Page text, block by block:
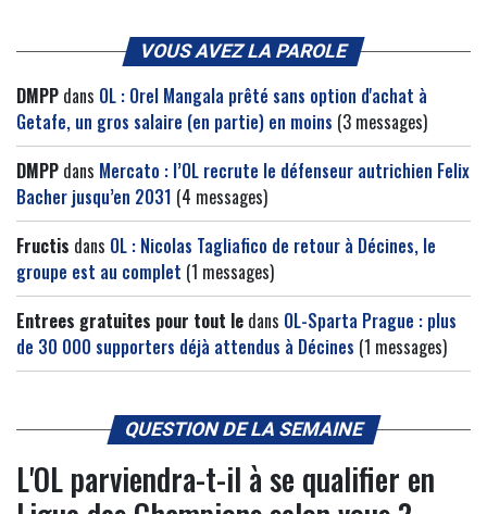
VOUS AVEZ LA PAROLE
DMPP dans OL : Orel Mangala prêté sans option d'achat à
Getafe, un gros salaire (en partie) en moins (3 messages)
DMPP dans Mercato : l’OL recrute le défenseur autrichien Felix
Bacher jusqu’en 2031 (4 messages)
Fructis dans OL : Nicolas Tagliafico de retour à Décines, le
groupe est au complet (1 messages)
Entrees gratuites pour tout le dans OL-Sparta Prague : plus
de 30 000 supporters déjà attendus à Décines (1 messages)
QUESTION DE LA SEMAINE
L'OL parviendra-t-il à se qualifier en